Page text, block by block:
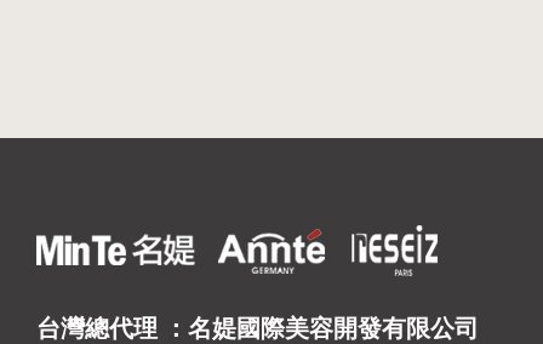
台灣總代理 ：名媞國際美容開發有限公司